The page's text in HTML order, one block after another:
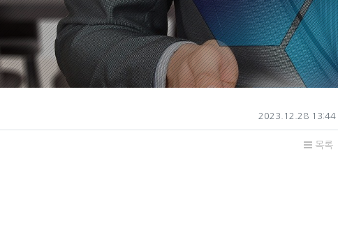
작성일
2023.12.28 13:44
목록